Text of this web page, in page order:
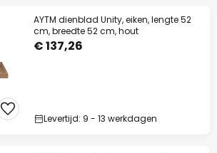
AYTM dienblad Unity, eiken, lengte 52
cm, breedte 52 cm, hout
€ 137,26
Levertijd: 9 - 13 werkdagen